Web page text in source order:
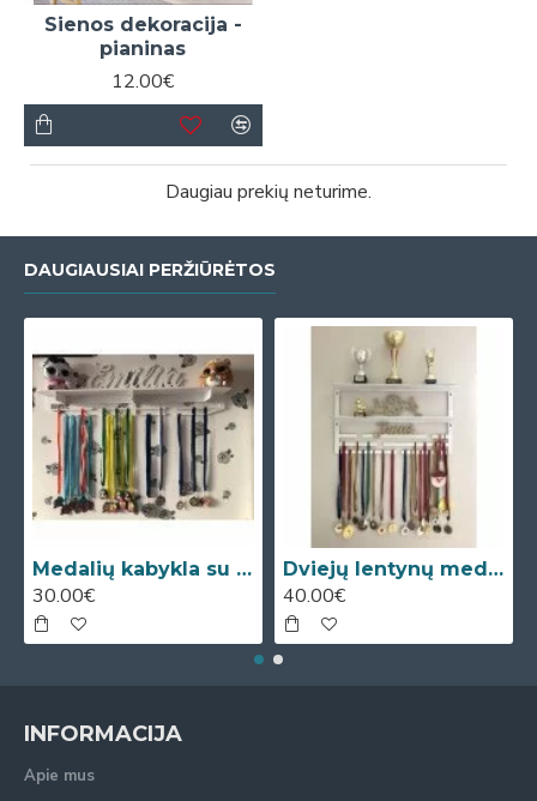
Sienos dekoracija -
pianinas
12.00€
Daugiau prekių neturime.
DAUGIAUSIAI PERŽIŪRĖTOS
Medalių kabykla su lentyna taurėms
30.00€
Dviejų lentynų medalių kabykla
40.00€
INFORMACIJA
Apie mus